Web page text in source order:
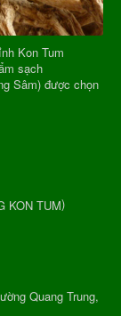
Kon Tum
sạch
Sâm) được chọn
KON TUM)
Quang Trung,